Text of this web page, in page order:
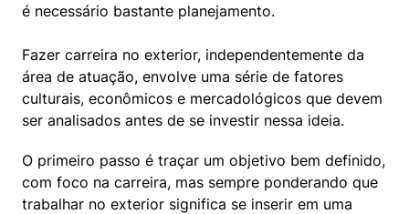
é necessário bastante planejamento.
Fazer carreira no exterior, independentemente da
área de atuação, envolve uma série de fatores
culturais, econômicos e mercadológicos que devem
ser analisados antes de se investir nessa ideia.
O primeiro passo é traçar um objetivo bem definido,
com foco na carreira, mas sempre ponderando que
trabalhar no exterior significa se inserir em uma